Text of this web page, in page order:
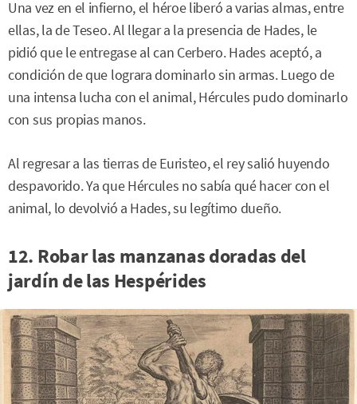
Una vez en el infierno, el héroe liberó a varias almas, entre
ellas, la de Teseo. Al llegar a la presencia de Hades, le
pidió que le entregase al can Cerbero. Hades aceptó, a
condición de que lograra dominarlo sin armas. Luego de
una intensa lucha con el animal, Hércules pudo dominarlo
con sus propias manos.
Al regresar a las tierras de Euristeo, el rey salió huyendo
despavorido. Ya que Hércules no sabía qué hacer con el
animal, lo devolvió a Hades, su legítimo dueño.
12. Robar las manzanas doradas del
jardín de las Hespérides